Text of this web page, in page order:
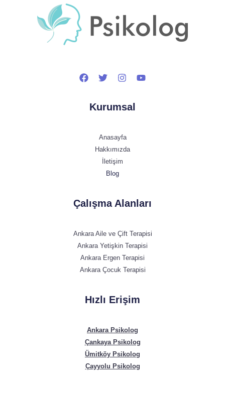
Kurumsal
Anasayfa
Hakkımızda
İletişim
Blog
Çalışma Alanları
Ankara Aile ve Çift Terapisi
Ankara Yetişkin Terapisi
Ankara Ergen Terapisi
Ankara Çocuk Terapisi
Hızlı Erişim
Ankara Psikolog
Çankaya Psikolog
Ümitköy Psikolog
Çayyolu Psikolog